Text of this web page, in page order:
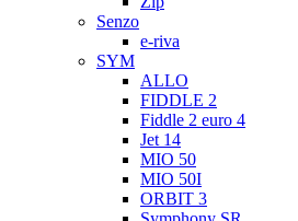
Senzo
e-riva
SYM
ALLO
FIDDLE 2
Fiddle 2 euro 4
Jet 14
MIO 50
MIO 50I
ORBIT 3